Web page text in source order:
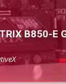
B850-E